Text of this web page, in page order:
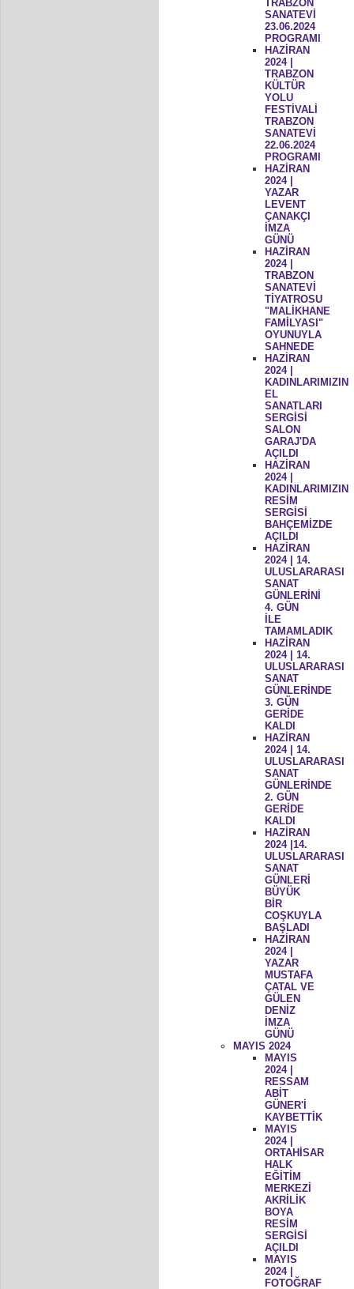
TRABZON
SANATEVİ
23.06.2024
PROGRAMI
HAZİRAN
2024 |
TRABZON
KÜLTÜR
YOLU
FESTİVALİ
TRABZON
SANATEVİ
22.06.2024
PROGRAMI
HAZİRAN
2024 |
YAZAR
LEVENT
ÇANAKÇI
İMZA
GÜNÜ
HAZİRAN
2024 |
TRABZON
SANATEVİ
TİYATROSU
"MALİKHANE
FAMİLYASI"
OYUNUYLA
SAHNEDE
HAZİRAN
2024 |
KADINLARIMIZIN
EL
SANATLARI
SERGİSİ
SALON
GARAJ'DA
AÇILDI
HAZİRAN
2024 |
KADINLARIMIZIN
RESİM
SERGİSİ
BAHÇEMİZDE
AÇILDI
HAZİRAN
2024 | 14.
ULUSLARARASI
SANAT
GÜNLERİNİ
4. GÜN
İLE
TAMAMLADIK
HAZİRAN
2024 | 14.
ULUSLARARASI
SANAT
GÜNLERİNDE
3. GÜN
GERİDE
KALDI
HAZİRAN
2024 | 14.
ULUSLARARASI
SANAT
GÜNLERİNDE
2. GÜN
GERİDE
KALDI
HAZİRAN
2024 |14.
ULUSLARARASI
SANAT
GÜNLERİ
BÜYÜK
BİR
COŞKUYLA
BAŞLADI
HAZİRAN
2024 |
YAZAR
MUSTAFA
ÇATAL VE
GÜLEN
DENİZ
İMZA
GÜNÜ
MAYIS 2024
MAYIS
2024 |
RESSAM
ABİT
GÜNER'İ
KAYBETTİK
MAYIS
2024 |
ORTAHİSAR
HALK
EĞİTİM
MERKEZİ
AKRİLİK
BOYA
RESİM
SERGİSİ
AÇILDI
MAYIS
2024 |
FOTOĞRAF